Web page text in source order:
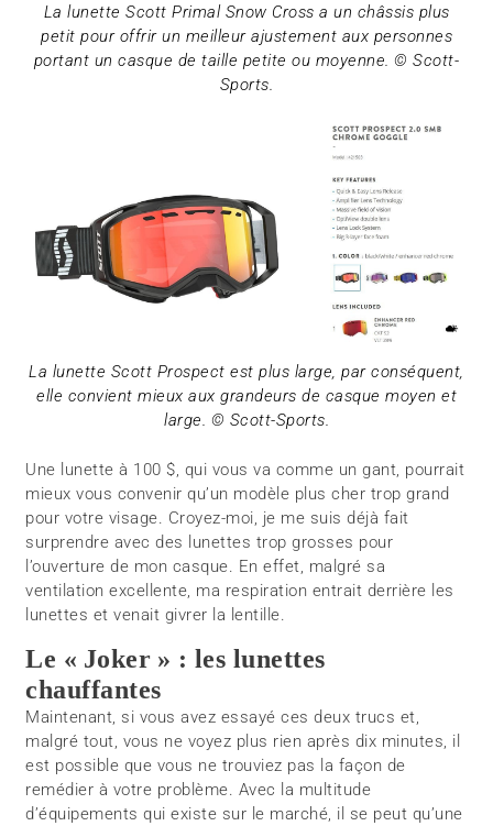
La lunette Scott Primal Snow Cross a un châssis plus
petit pour offrir un meilleur ajustement aux personnes
portant un casque de taille petite ou moyenne. © Scott-
Sports.
La lunette Scott Prospect est plus large, par conséquent,
elle convient mieux aux grandeurs de casque moyen et
large. © Scott-Sports.
Une lunette à 100 $, qui vous va comme un gant, pourrait
mieux vous convenir qu’un modèle plus cher trop grand
pour votre visage. Croyez-moi, je me suis déjà fait
surprendre avec des lunettes trop grosses pour
l’ouverture de mon casque. En effet, malgré sa
ventilation excellente, ma respiration entrait derrière les
lunettes et venait givrer la lentille.
Le « Joker » : les lunettes
chauffantes
Maintenant, si vous avez essayé ces deux trucs et,
malgré tout, vous ne voyez plus rien après dix minutes, il
est possible que vous ne trouviez pas la façon de
remédier à votre problème. Avec la multitude
d’équipements qui existe sur le marché, il se peut qu’une